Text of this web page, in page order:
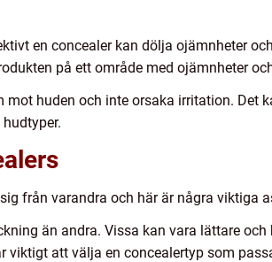
en concealer kan dölja ojämnheter
på ett område med ojämnheter
huden och inte orsaka irritation. Det
från varandra och här är några viktiga
än andra. Vissa kan vara lättare
att välja en concealertyp som